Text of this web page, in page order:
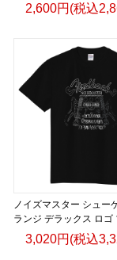
2,600円(税込
ノイズマスター シュー
ランジ デラックス ロゴ
3,020円(税込